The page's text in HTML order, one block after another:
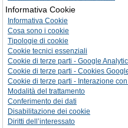
Informativa Cookie
Informativa Cookie
Cosa sono i cookie
Tipologie di cookie
Cookie tecnici essenziali
Cookie di terze parti - Google
Cookie di terze parti - Cookies
Cookie di terze parti - Interazione
Modalità del trattamento
Conferimento dei dati
Disabilitazione dei cookie
Diritti dell’interessato